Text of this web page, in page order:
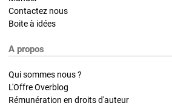
Contactez nous
Boite à idées
A propos
Qui sommes nous ?
L'Offre Overblog
Rémunération en droits d'auteur